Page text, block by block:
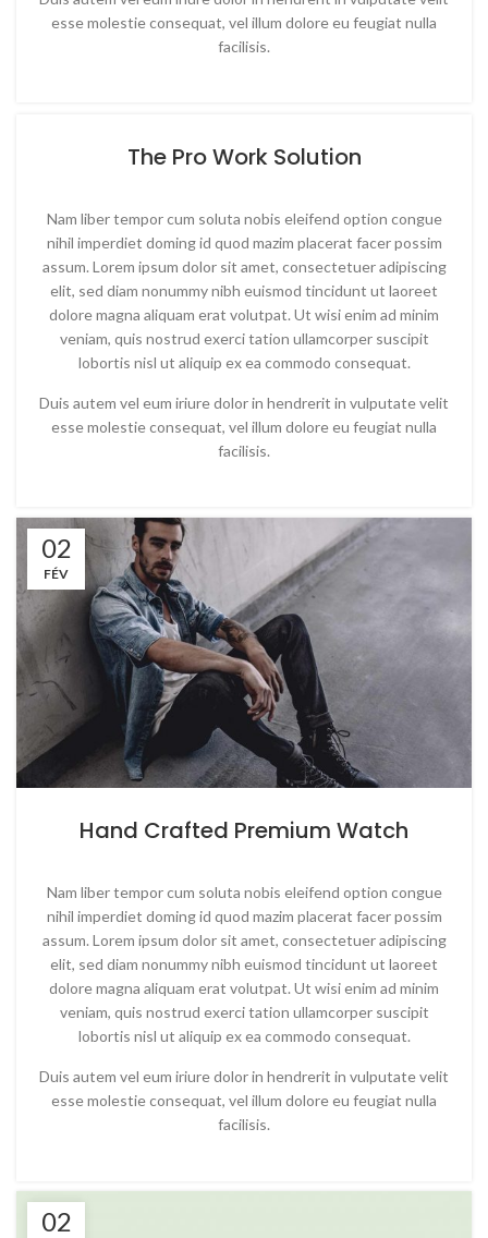
esse molestie consequat, vel illum dolore eu feugiat nulla
facilisis.
The Pro Work Solution
Nam liber tempor cum soluta nobis eleifend option congue
nihil imperdiet doming id quod mazim placerat facer possim
assum. Lorem ipsum dolor sit amet, consectetuer adipiscing
elit, sed diam nonummy nibh euismod tincidunt ut laoreet
dolore magna aliquam erat volutpat. Ut wisi enim ad minim
veniam, quis nostrud exerci tation ullamcorper suscipit
lobortis nisl ut aliquip ex ea commodo consequat.
Duis autem vel eum iriure dolor in hendrerit in vulputate velit
esse molestie consequat, vel illum dolore eu feugiat nulla
facilisis.
02
FÉV
Hand Crafted Premium Watch
Nam liber tempor cum soluta nobis eleifend option congue
nihil imperdiet doming id quod mazim placerat facer possim
assum. Lorem ipsum dolor sit amet, consectetuer adipiscing
elit, sed diam nonummy nibh euismod tincidunt ut laoreet
dolore magna aliquam erat volutpat. Ut wisi enim ad minim
veniam, quis nostrud exerci tation ullamcorper suscipit
lobortis nisl ut aliquip ex ea commodo consequat.
Duis autem vel eum iriure dolor in hendrerit in vulputate velit
esse molestie consequat, vel illum dolore eu feugiat nulla
facilisis.
02